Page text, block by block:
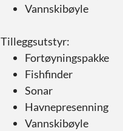
Vannskibøyle
Tilleggsutstyr:
Fortøyningspakke
Fishfinder
Sonar
Havnepresenning
Vannskibøyle